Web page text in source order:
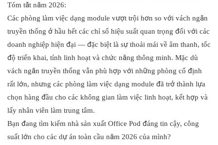
Tóm tắt năm 2026:
Các phòng làm việc dạng module vượt trội hơn so với vách ngăn
truyền thống ở hầu hết các chỉ số hiệu suất quan trọng đối với các
doanh nghiệp hiện đại — đặc biệt là sự thoải mái về âm thanh, tốc
độ triển khai, tính linh hoạt và chức năng thông minh. Mặc dù
vách ngăn truyền thống vẫn phù hợp với những phòng cố định
rất lớn, nhưng các phòng làm việc dạng module đã trở thành lựa
chọn hàng đầu cho các không gian làm việc linh hoạt, kết hợp và
lấy nhân viên làm trung tâm.
Bạn đang tìm kiếm nhà sản xuất Office Pod đáng tin cậy, công
suất lớn cho các dự án toàn cầu năm 2026 của mình?